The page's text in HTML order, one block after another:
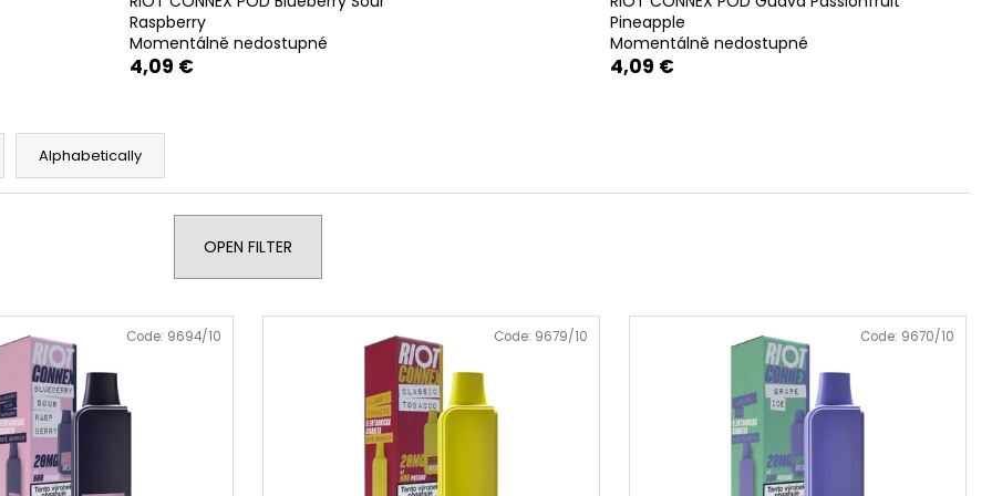
Raspberry
Momentálně nedostupné
4,09 €
Pineapple
Momentálně nedostupné
4,09 €
Alphabetically
OPEN FILTER
Code: 9694/10 Code: 9679/10 Code: 9670/10
DOPE BLUEBERRY #50
DOPE FREEZE #50